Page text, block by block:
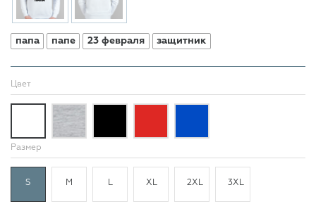
папа папе 23 февраля защитник
Цвет
Размер
S M L XL 2XL 3XL